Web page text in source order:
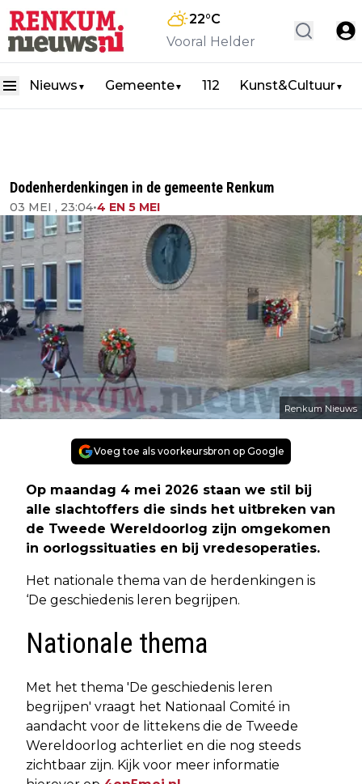
22°C
Vooral Helder
Nieuws ▼ Gemeente▼ 112 Kunst&Cultuur▼
Dodenherdenkingen in de gemeente Renkum
03 MEI , 23:04•4 EN 5 MEI
Renkum Nieuws
Voeg toe als voorkeursbron op Google
Op maandag 4 mei 2026 staan we stil bij
alle slachtoffers die sinds het uitbreken van
de Tweede Wereldoorlog zijn omgekomen
in oorlogssituaties en bij vredesoperaties.
Het nationale thema van de herdenkingen is
‘De geschiedenis leren begrijpen.
Nationale thema
Met het thema 'De geschiedenis leren
begrijpen' vraagt het Nationaal Comité in
aandacht voor de littekens die de Tweede
Wereldoorlog achterliet en die nog steeds
zichtbaar zijn. Kijk voor meer informatie